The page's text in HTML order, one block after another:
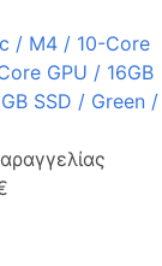
/ M4 / 10-Core
GPU / 16GB
SSD / Green /